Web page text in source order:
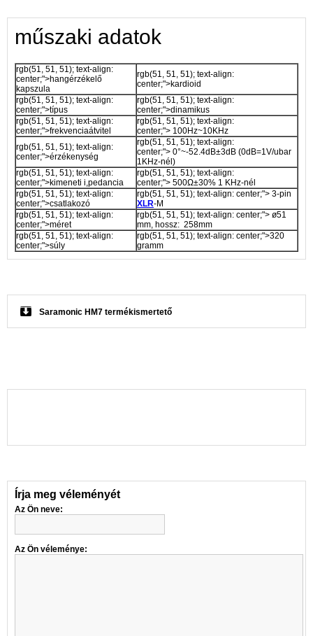
műszaki adatok
rgb(51, 51, 51); text-align:
center;">hangérzékelő
kapszula
rgb(51, 51, 51); text-align:
center;">kardioid
rgb(51, 51, 51); text-align:
center;">típus
rgb(51, 51, 51); text-align:
center;">dinamikus
rgb(51, 51, 51); text-align:
center;">frekvenciaátvitel
rgb(51, 51, 51); text-align:
center;"> 100Hz~10KHz
rgb(51, 51, 51); text-align:
center;">érzékenység
rgb(51, 51, 51); text-align:
center;"> 0°~-52.4dB±3dB (0dB=1V/ubar
1KHz-nél)
rgb(51, 51, 51); text-align:
center;">kimeneti i,pedancia
rgb(51, 51, 51); text-align:
center;"> 500Ω±30% 1 KHz-nél
rgb(51, 51, 51); text-align:
center;">csatlakozó
rgb(51, 51, 51); text-align: center;"> 3-pin
XLR-M
rgb(51, 51, 51); text-align:
center;">méret
rgb(51, 51, 51); text-align: center;"> ø51
mm, hossz: 258mm
rgb(51, 51, 51); text-align:
center;">súly
rgb(51, 51, 51); text-align: center;">320
gramm
Saramonic HM7 termékismertető
Írja meg véleményét
Az Ön neve:
Az Ön véleménye: